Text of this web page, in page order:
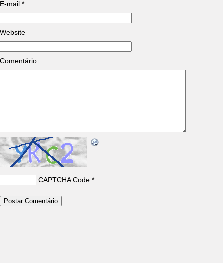
E-mail *
Website
Comentário
CAPTCHA Code *